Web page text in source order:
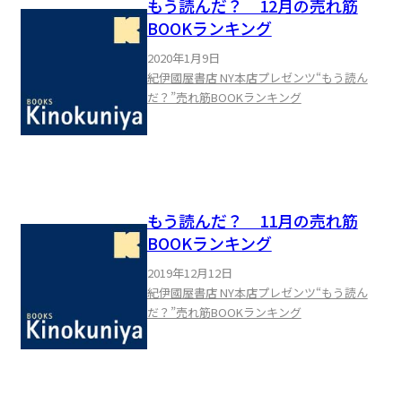
もう読んだ？ 12月の売れ筋
BOOKランキング
2020年1月9日
紀伊國屋書店 NY本店プレゼンツ“もう読ん
だ？”売れ筋BOOKランキング
もう読んだ？ 11月の売れ筋
BOOKランキング
2019年12月12日
紀伊國屋書店 NY本店プレゼンツ“もう読ん
だ？”売れ筋BOOKランキング